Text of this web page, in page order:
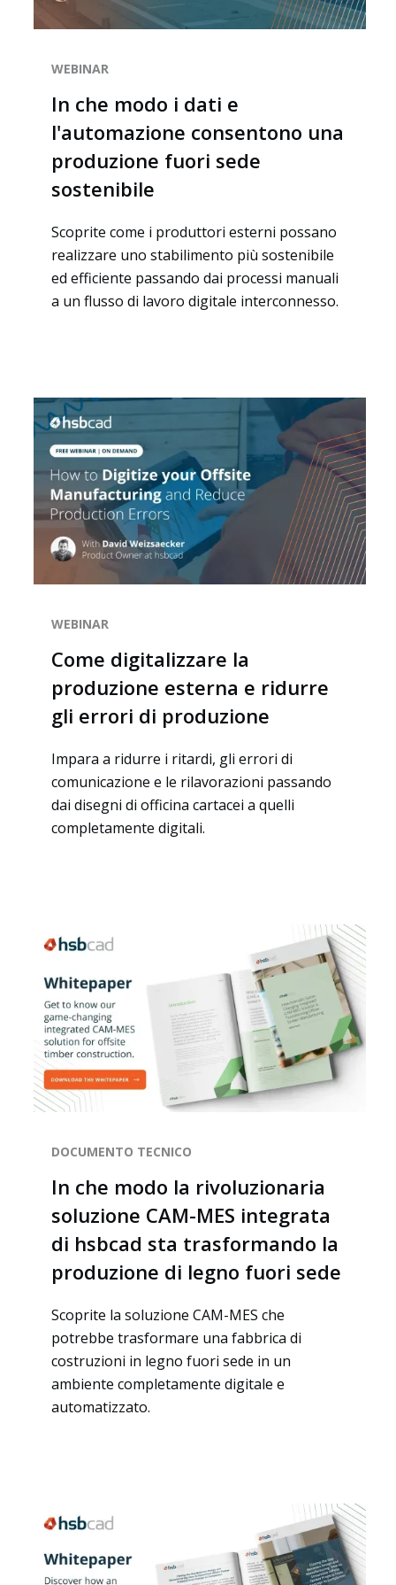
Soluzioni
WEBINAR
In che modo i dati e
l'automazione consentono una
produzione fuori sede
sostenibile
Scoprite come i produttori esterni possano
realizzare uno stabilimento più sostenibile
ed efficiente passando dai processi manuali
a un flusso di lavoro digitale interconnesso.
WEBINAR
Come digitalizzare la
produzione esterna e ridurre
gli errori di produzione
Impara a ridurre i ritardi, gli errori di
comunicazione e le rilavorazioni passando
dai disegni di officina cartacei a quelli
completamente digitali.
DOCUMENTO TECNICO
In che modo la rivoluzionaria
soluzione CAM-MES integrata
di hsbcad sta trasformando la
produzione di legno fuori sede
Scoprite la soluzione CAM-MES che
potrebbe trasformare una fabbrica di
costruzioni in legno fuori sede in un
ambiente completamente digitale e
automatizzato.